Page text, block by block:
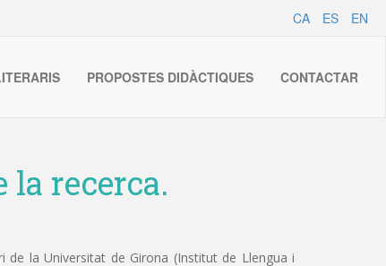
CA ES EN
PROPOSTES DIDÀCTIQUES CONTACTAR
recerca.
la Universitat de Girona (Institut de Llengua i